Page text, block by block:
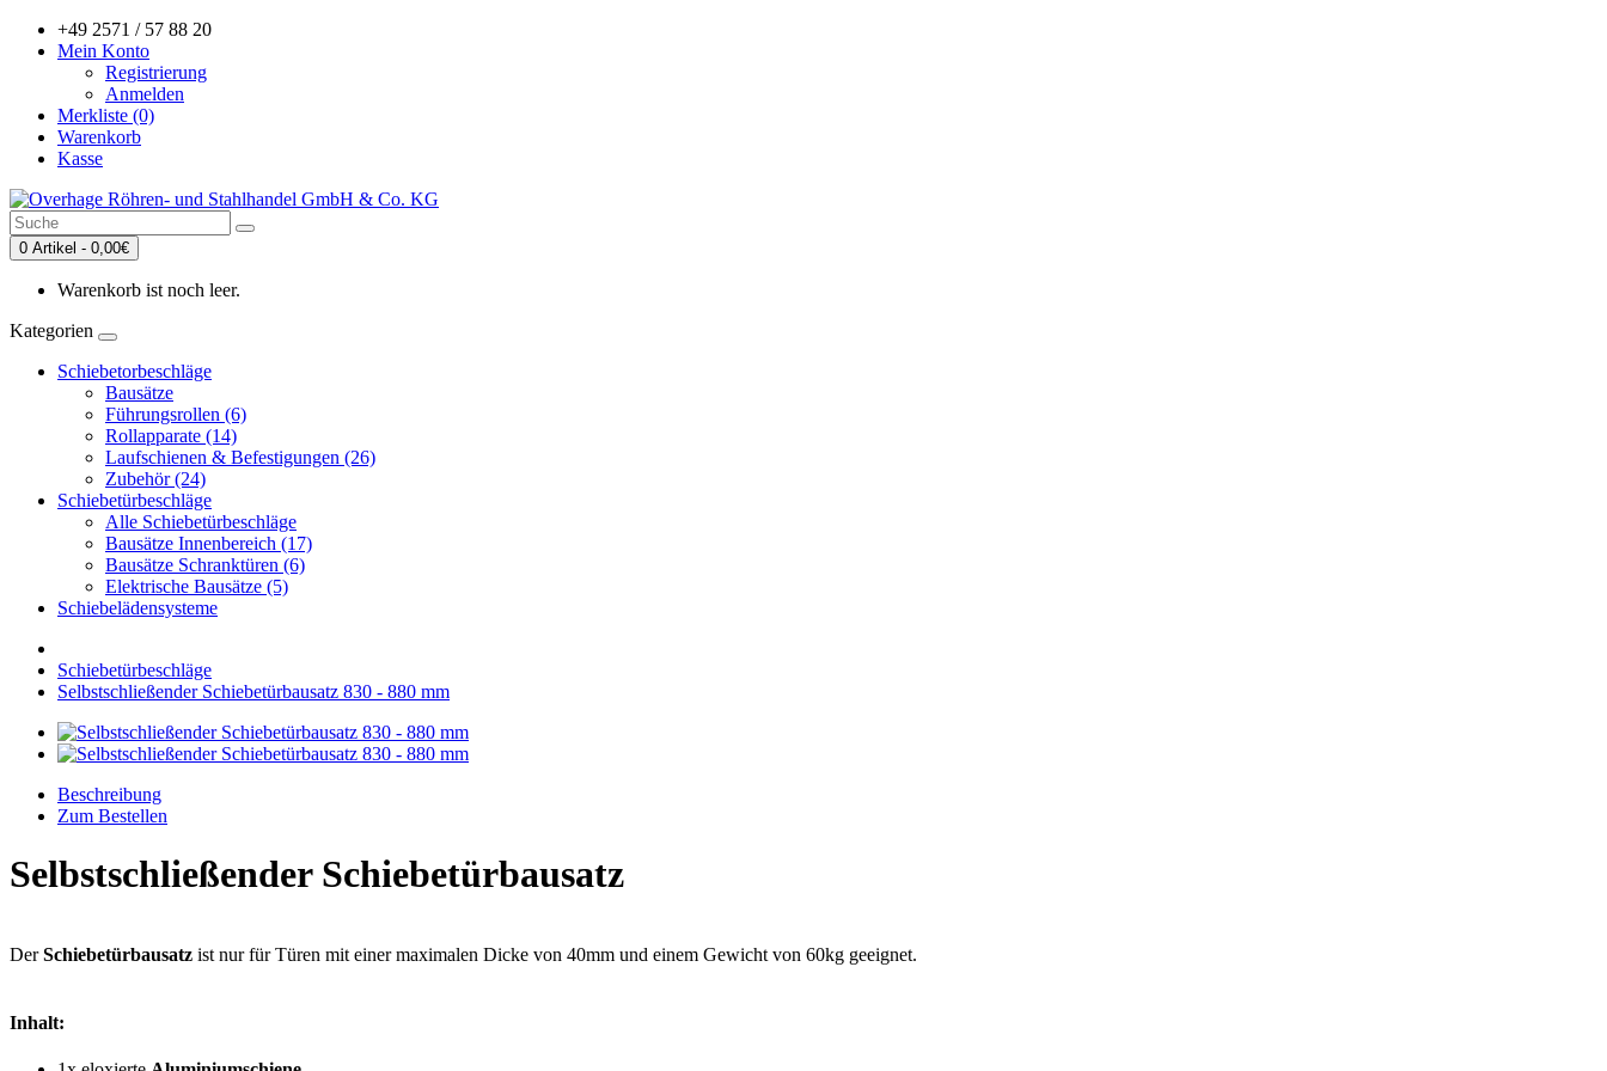
+49 2571 / 57 88 20
Mein Konto
Registrierung
Anmelden
Merkliste (0)
Warenkorb
Kasse
0 Artikel - 0,00€
Warenkorb ist noch leer.
Kategorien
Schiebetorbeschläge
Bausätze
Führungsrollen (6)
Rollapparate (14)
Laufschienen & Befestigungen (26)
Zubehör (24)
Schiebetürbeschläge
Alle Schiebetürbeschläge
Bausätze Innenbereich (17)
Bausätze Schranktüren (6)
Elektrische Bausätze (5)
Schiebelädensysteme
Schiebetürbeschläge
Selbstschließender Schiebetürbausatz 830 - 880 mm
Beschreibung
Zum Bestellen
Selbstschließender Schiebetürbausatz
DerSchiebetürbausatz ist nur für Türen mit einer maximalen Dicke von 40mm und einem Gewicht von 60kg geeignet.
Inhalt: